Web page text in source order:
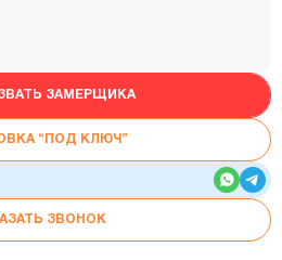
ЗАМЕРЩИКА
“ПОД КЛЮЧ”
ЗВОНОК